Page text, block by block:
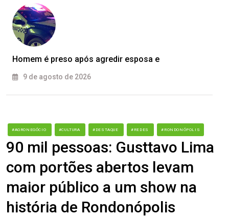
Homem é preso após agredir esposa e
9 de agosto de 2026
#AGRONEGÓCIO #CULTURA #DESTAQUE #REDES #RONDONÓPOLIS
90 mil pessoas: Gusttavo Lima
com portões abertos levam
maior público a um show na
história de Rondonópolis